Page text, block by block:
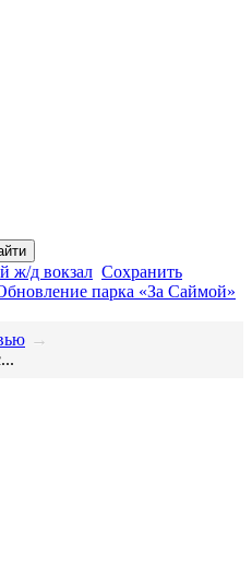
ж/д вокзал Сохранить
парка «За Саймой»
→